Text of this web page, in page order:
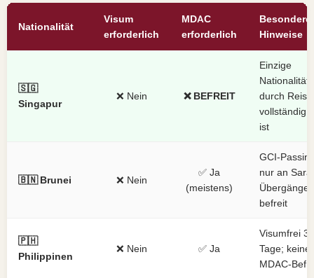
Nationalität
Visum
erforderlich
MDAC
erforderlich
Besondere
Hinweise
🇸🇬
Singapur
❌ Nein ❌ BEFREIT
Einzige
durch
vollständig
ist
🇧🇳 Brunei ❌ Nein
✅ Ja
(meistens)
GCI-
nur an
Übergängen
befreit
🇵🇭
Philippinen
❌ Nein ✅ Ja
Visumfrei 30
Tage; keine
MDAC-